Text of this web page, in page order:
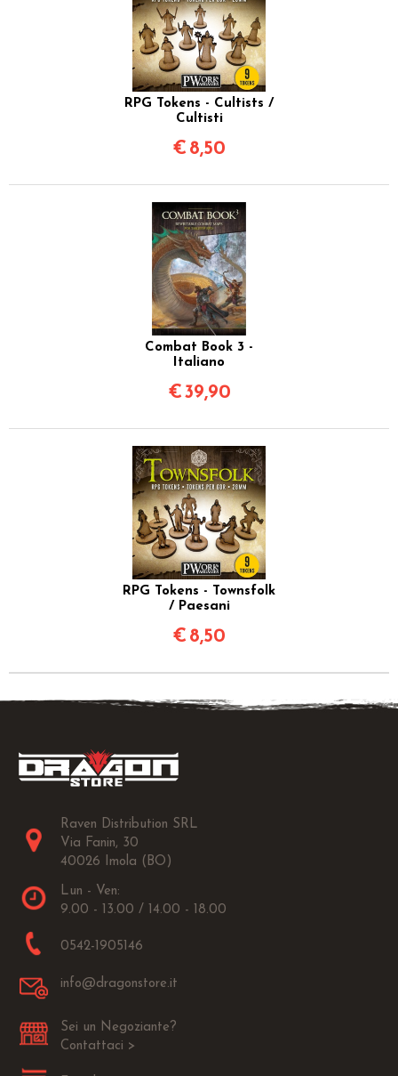
RPG Tokens - Cultists /
Cultisti
€ 8,50
Combat Book 3 -
Italiano
€39,90
RPG Tokens - Townsfolk
/ Paesani
€ 8,50
Raven Distribution SRL
Via Fanin, 30
40026 Imola (BO)
Lun - Ven:
9.00 - 13.00 / 14.00 - 18.00
0542-1905146
info@dragonstore.it
Sei un Negoziante?
Contattaci >